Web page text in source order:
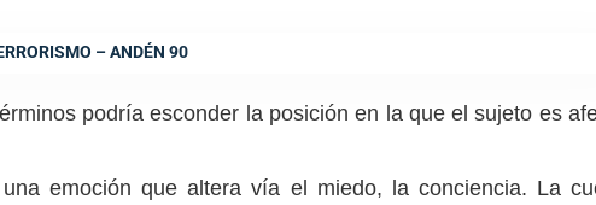
– ANDÉN 90
podría esconder la posición en la que el sujeto es
emoción que altera vía el miedo, la conciencia. La